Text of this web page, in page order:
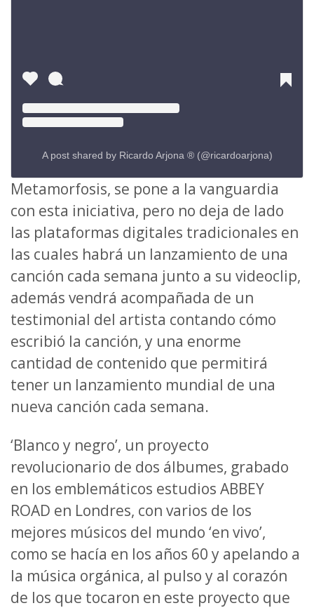
A post shared by Ricardo Arjona ® (@ricardoarjona)
Metamorfosis, se pone a la vanguardia
con esta iniciativa, pero no deja de lado
las plataformas digitales tradicionales en
las cuales habrá un lanzamiento de una
canción cada semana junto a su videoclip,
además vendrá acompañada de un
testimonial del artista contando cómo
escribió la canción, y una enorme
cantidad de contenido que permitirá
tener un lanzamiento mundial de una
nueva canción cada semana.
‘Blanco y negro’, un proyecto
revolucionario de dos álbumes, grabado
en los emblemáticos estudios ABBEY
ROAD en Londres, con varios de los
mejores músicos del mundo ‘en vivo’,
como se hacía en los años 60 y apelando a
la música orgánica, al pulso y al corazón
de los que tocaron en este proyecto que